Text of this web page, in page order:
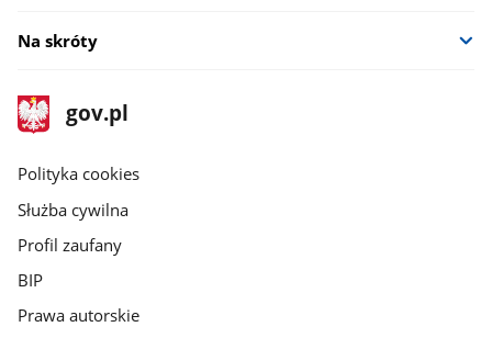
Na skróty
stopka
gov.pl
Strona
gov.pl
gov.pl
Polityka cookies
Służba cywilna
Profil zaufany
BIP
Prawa autorskie